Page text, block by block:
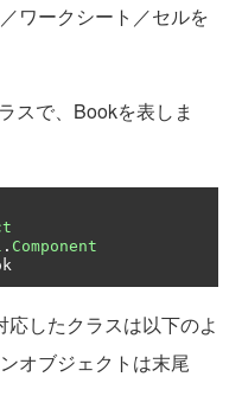
ワークシート／セルを
スで、Bookを表しま
. Component
したクラスは以下のよ
オブジェクトは末尾